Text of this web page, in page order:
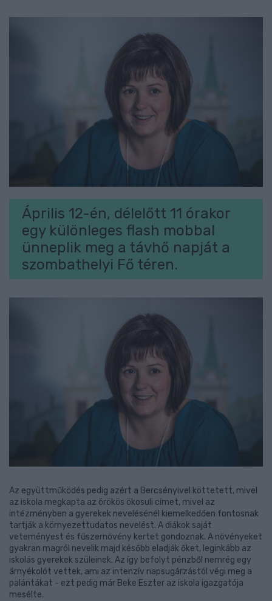
Április 12-én, délelőtt 11 órakor
egy különleges flash mobbal
ünneplik meg a távhő napját a
szombathelyi Fő téren.
Az együttműködés pedig azért a Bercsényivel köttetett, mivel
az iskola megkapta az örökös ökosuli címet, mivel az
intézményben a gyerekek nevelésénél kiemelkedően fontosnak
tartják a környezettudatos nevelést. A diákok saját
veteményest és fűszernövény kertet gondoznak. A növényeket
gyakran magról nevelik majd később eladják őket, leginkább az
iskolás gyerekek szüleinek. Az így befolyt pénzből nemrég egy
árnyékolót vettek, ami az intenzív napsugárzástól végi meg a
palántákat - ezt pedig már Beke Eszter az iskola igazgatója
mesélte.